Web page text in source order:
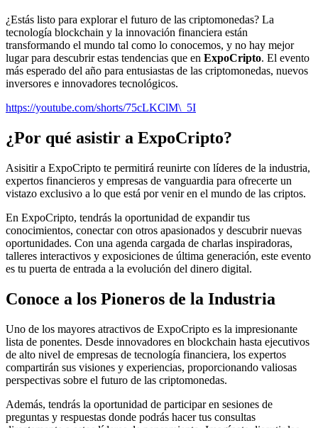
¿Estás listo para explorar el futuro de las criptomonedas? La
tecnología blockchain y la innovación financiera están
transformando el mundo tal como lo conocemos, y no hay mejor
lugar para descubrir estas tendencias que en ExpoCripto. El evento
más esperado del año para entusiastas de las criptomonedas, nuevos
inversores e innovadores tecnológicos.
https://youtube.com/shorts/75cLKClM\_5I
¿Por qué asistir a ExpoCripto?
Asisitir a ExpoCripto te permitirá reunirte con líderes de la industria,
expertos financieros y empresas de vanguardia para ofrecerte un
vistazo exclusivo a lo que está por venir en el mundo de las criptos.
En ExpoCripto, tendrás la oportunidad de expandir tus
conocimientos, conectar con otros apasionados y descubrir nuevas
oportunidades. Con una agenda cargada de charlas inspiradoras,
talleres interactivos y exposiciones de última generación, este evento
es tu puerta de entrada a la evolución del dinero digital.
Conoce a los Pioneros de la Industria
Uno de los mayores atractivos de ExpoCripto es la impresionante
lista de ponentes. Desde innovadores en blockchain hasta ejecutivos
de alto nivel de empresas de tecnología financiera, los expertos
compartirán sus visiones y experiencias, proporcionando valiosas
perspectivas sobre el futuro de las criptomonedas.
Además, tendrás la oportunidad de participar en sesiones de
preguntas y respuestas donde podrás hacer tus consultas